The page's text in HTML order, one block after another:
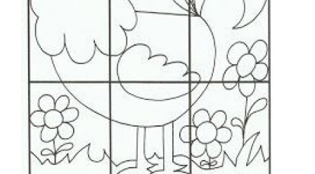
ROČNÍ PLÁN - INSPIRACE /DLE NOVÉHO RVP PV 2025
VZDĚLÁVACÍ BLOK ZÁŘÍ
VZDĚLÁVACÍ BLOK ŘÍJEN
VZDĚLÁVACÍ BLOK LISTOPAD